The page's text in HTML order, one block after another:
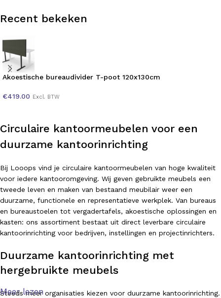
Recent bekeken
Akoestische bureaudivider T-poot 120x130cm
€419.00 Excl. BTW
Circulaire kantoormeubelen voor een
duurzame kantoorinrichting
Bij Looops vind je circulaire kantoormeubelen van hoge kwaliteit
voor iedere kantooromgeving. Wij geven gebruikte meubels een
tweede leven en maken van bestaand meubilair weer een
duurzame, functionele en representatieve werkplek. Van bureaus
en bureaustoelen tot vergadertafels, akoestische oplossingen en
kasten: ons assortiment bestaat uit direct leverbare circulaire
kantoorinrichting voor bedrijven, instellingen en projectinrichters.
Duurzame kantoorinrichting met
hergebruikte meubels
Steeds meer organisaties kiezen voor duurzame kantoorinrichting.
Meer lezen